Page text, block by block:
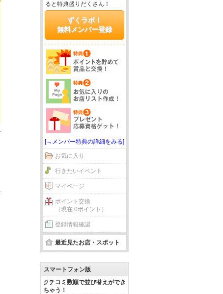
ると特典盛りだくさん！
ずくラボ！
無料メンバー登録
[→メンバー特典の詳細をみる]
お気に入り
行きたいイベント
マイページ
ポイント交換
（現在 0ポイント）
登録情報確認
最近見たお店・スポット
スマートフォン版
クチコミ数順で並び替えができ
ちゃう！